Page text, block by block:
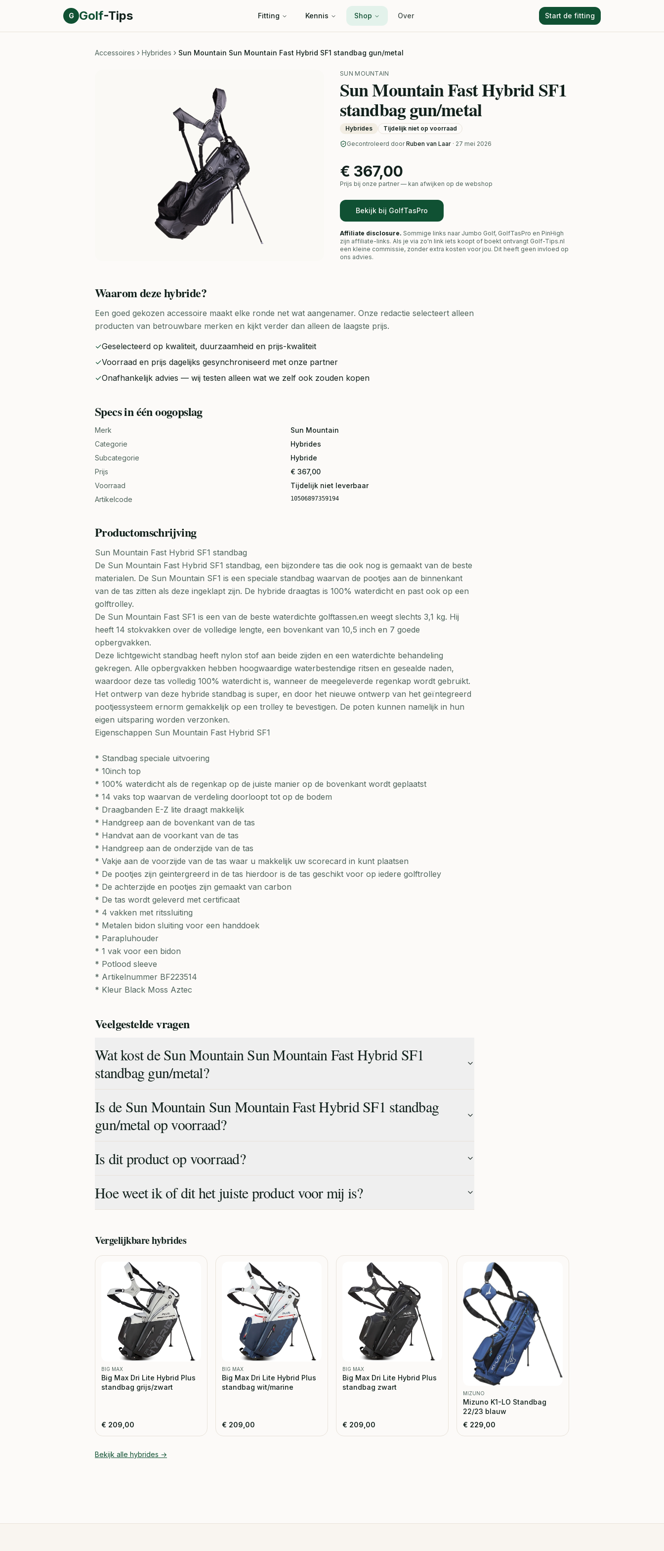
Direct naar inhoud
G Golf-Tips Fitting Kennis Shop Over Start de fitting
Accessoires Hybrides Sun Mountain Sun Mountain Fast Hybrid SF1 standbag gun/metal
SUN MOUNTAIN
Sun Mountain Fast Hybrid SF1
standbag gun/metal
Hybrides Tijdelijk niet op voorraad
Gecontroleerd door Ruben van Laar · 27 mei 2026
€ 367,00
Prijs bij onze partner — kan afwijken op de webshop
Bekijk bij GolfTasPro
Affiliate disclosure. Sommige links naar Jumbo Golf, GolfTasPro en PinHigh
zijn affiliate-links. Als je via zo'n link iets koopt of boekt ontvangt Golf-Tips.nl
een kleine commissie, zonder extra kosten voor jou. Dit heeft geen invloed op
ons advies.
Waarom dezehybride?
Een goed gekozen accessoire maakt elke ronde net wat aangenamer. Onze redactie selecteert alleen
producten van betrouwbare merken en kijkt verder dan alleen de laagste prijs.
✓Geselecteerd op kwaliteit, duurzaamheid en prijs-kwaliteit
✓Voorraad en prijs dagelijks gesynchroniseerd met onze partner
✓Onafhankelijk advies — wij testen alleen wat we zelf ook zouden kopen
Specs in één oogopslag
Merk
Sun Mountain
Categorie
Hybrides
Subcategorie
Hybride
Prijs
€ 367,00
Voorraad
Tijdelijk niet leverbaar
Artikelcode
10506897359194
Productomschrijving
Sun Mountain Fast Hybrid SF1 standbag
De Sun Mountain Fast Hybrid SF1 standbag, een bijzondere tas die ook nog is gemaakt van de beste
materialen. De Sun Mountain SF1 is een speciale standbag waarvan de pootjes aan de binnenkant
van de tas zitten als deze ingeklapt zijn. De hybride draagtas is 100% waterdicht en past ook op een
golftrolley.
De Sun Mountain Fast SF1 is een van de beste waterdichte golftassen.en weegt slechts 3,1 kg. Hij
heeft 14 stokvakken over de volledige lengte, een bovenkant van 10,5 inch en 7 goede
opbergvakken.
Deze lichtgewicht standbag heeft nylon stof aan beide zijden en een waterdichte behandeling
gekregen. Alle opbergvakken hebben hoogwaardige waterbestendige ritsen en gesealde naden,
waardoor deze tas volledig 100% waterdicht is, wanneer de meegeleverde regenkap wordt gebruikt.
Het ontwerp van deze hybride standbag is super, en door het nieuwe ontwerp van het geïntegreerd
pootjessysteem ernorm gemakkelijk op een trolley te bevestigen. De poten kunnen namelijk in hun
eigen uitsparing worden verzonken.
Eigenschappen Sun Mountain Fast Hybrid SF1
* Standbag speciale uitvoering
* 10inch top
* 100% waterdicht als de regenkap op de juiste manier op de bovenkant wordt geplaatst
* 14 vaks top waarvan de verdeling doorloopt tot op de bodem
* Draagbanden E-Z lite draagt makkelijk
* Handgreep aan de bovenkant van de tas
* Handvat aan de voorkant van de tas
* Handgreep aan de onderzijde van de tas
* Vakje aan de voorzijde van de tas waar u makkelijk uw scorecard in kunt plaatsen
* De pootjes zijn geintergreerd in de tas hierdoor is de tas geschikt voor op iedere golftrolley
* De achterzijde en pootjes zijn gemaakt van carbon
* De tas wordt geleverd met certificaat
* 4 vakken met ritssluiting
* Metalen bidon sluiting voor een handdoek
* Parapluhouder
* 1 vak voor een bidon
* Potlood sleeve
* Artikelnummer BF223514
* Kleur Black Moss Aztec
Veelgestelde vragen
Wat kost de Sun Mountain Sun Mountain Fast Hybrid SF1
standbag gun/metal?
Is de Sun Mountain Sun Mountain Fast Hybrid SF1 standbag
gun/metal op voorraad?
Is dit product op voorraad?
Hoe weet ik of dit het juiste product voor mij is?
Vergelijkbarehybrides
BIG MAX
Big Max Dri Lite Hybrid Plus
standbag grijs/zwart
€ 209,00
BIG MAX
Big Max Dri Lite Hybrid Plus
standbag wit/marine
€ 209,00
BIG MAX
Big Max Dri Lite Hybrid Plus
standbag zwart
€ 209,00
MIZUNO
Mizuno K1-LO Standbag
22/23 blauw
€ 229,00
Bekijk alle hybrides →